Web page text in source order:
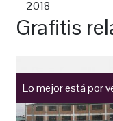
2018
Grafitis
Lo mejor está por